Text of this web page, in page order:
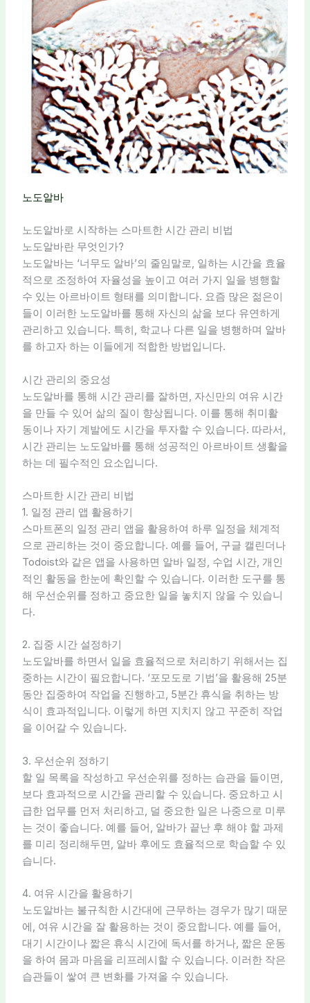
노도알바
노도알바로 시작하는 스마트한 시간 관리 비법
노도알바란 무엇인가?
노도알바는 ‘너무도 알바’의 줄임말로, 일하는 시간을 효율
적으로 조정하여 자율성을 높이고 여러 가지 일을 병행할
수 있는 아르바이트 형태를 의미합니다. 요즘 많은 젊은이
들이 이러한 노도알바를 통해 자신의 삶을 보다 유연하게
관리하고 있습니다. 특히, 학교나 다른 일을 병행하며 알바
를 하고자 하는 이들에게 적합한 방법입니다.
시간 관리의 중요성
노도알바를 통해 시간 관리를 잘하면, 자신만의 여유 시간
을 만들 수 있어 삶의 질이 향상됩니다. 이를 통해 취미활
동이나 자기 계발에도 시간을 투자할 수 있습니다. 따라서,
시간 관리는 노도알바를 통해 성공적인 아르바이트 생활을
하는 데 필수적인 요소입니다.
스마트한 시간 관리 비법
1. 일정 관리 앱 활용하기
스마트폰의 일정 관리 앱을 활용하여 하루 일정을 체계적
으로 관리하는 것이 중요합니다. 예를 들어, 구글 캘린더나
Todoist와 같은 앱을 사용하면 알바 일정, 수업 시간, 개인
적인 활동을 한눈에 확인할 수 있습니다. 이러한 도구를 통
해 우선순위를 정하고 중요한 일을 놓치지 않을 수 있습니
다.
2. 집중 시간 설정하기
노도알바를 하면서 일을 효율적으로 처리하기 위해서는 집
중하는 시간이 필요합니다. ‘포모도로 기법’을 활용해 25분
동안 집중하여 작업을 진행하고, 5분간 휴식을 취하는 방
식이 효과적입니다. 이렇게 하면 지치지 않고 꾸준히 작업
을 이어갈 수 있습니다.
3. 우선순위 정하기
할 일 목록을 작성하고 우선순위를 정하는 습관을 들이면,
보다 효과적으로 시간을 관리할 수 있습니다. 중요하고 시
급한 업무를 먼저 처리하고, 덜 중요한 일은 나중으로 미루
는 것이 좋습니다. 예를 들어, 알바가 끝난 후 해야 할 과제
를 미리 정리해두면, 알바 후에도 효율적으로 학습할 수 있
습니다.
4. 여유 시간을 활용하기
노도알바는 불규칙한 시간대에 근무하는 경우가 많기 때문
에, 여유 시간을 잘 활용하는 것이 중요합니다. 예를 들어,
대기 시간이나 짧은 휴식 시간에 독서를 하거나, 짧은 운동
을 하여 몸과 마음을 리프레시할 수 있습니다. 이러한 작은
습관들이 쌓여 큰 변화를 가져올 수 있습니다.